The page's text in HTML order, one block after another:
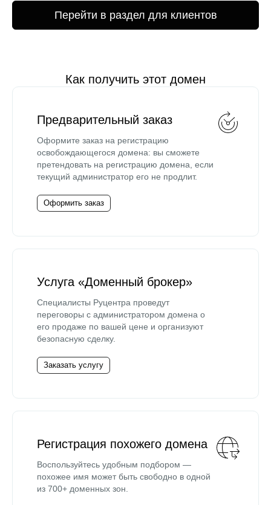
Перейти в раздел для клиентов
Как получить этот домен
Предварительный заказ
Оформите заказ на регистрацию
освобождающегося домена: вы сможете
претендовать на регистрацию домена, если
текущий администратор его не продлит.
Оформить заказ
Услуга «Доменный брокер»
Специалисты Руцентра проведут
переговоры с администратором домена о
его продаже по вашей цене и организуют
безопасную сделку.
Заказать услугу
Регистрация похожего домена
Воспользуйтесь удобным подбором —
похожее имя может быть свободно в одной
из 700+ доменных зон.